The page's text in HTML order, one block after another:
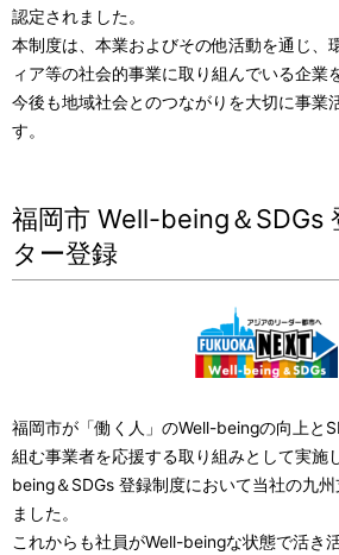
認定されました。
本制度は、本業およびその他活動を通じ、
ィア等の社会的事業に取り組んでいる企業
今後も地域社会とのつながりを大切に事業
す。
福岡市 Well-being＆
ター登録
福岡市が「働く人」のWell-beingの向上と
組む事業者を応援する取り組みとして実施
being＆SDGs 登録制度において当社の九
ました。
これからも社員がWell-beingな状態で活き